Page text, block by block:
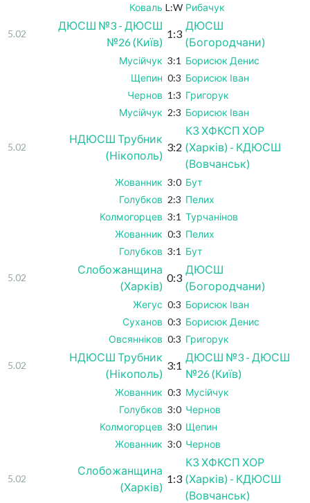
Коваль L:W Рибачук
5.02
ДЮСШ №3 - ДЮСШ
№26 (Київ)
1:3
ДЮСШ
(Богородчани)
Мусійчук 3:1 Борисюк Денис
Щепин 0:3 Борисюк Іван
Чернов 1:3 Григорук
Мусійчук 2:3 Борисюк Іван
5.02
НДЮСШ Трубник
(Нікополь)
3:2
КЗ ХФКСП ХОР
(Харків) - КДЮСШ
(Вовчанськ)
Жованник 3:0 Бут
Голубков 2:3 Пелих
Колмогорцев 3:1 Турчанінов
Жованник 0:3 Пелих
Голубков 3:1 Бут
5.02
Слобожанщина
(Харків)
0:3
ДЮСШ
(Богородчани)
Жегус 0:3 Борисюк Іван
Суханов 0:3 Борисюк Денис
Овсянніков 0:3 Григорук
5.02
НДЮСШ Трубник
(Нікополь)
3:1
ДЮСШ №3 - ДЮСШ
№26 (Київ)
Жованник 0:3 Мусійчук
Голубков 3:0 Чернов
Колмогорцев 3:0 Щепин
Жованник 3:0 Чернов
5.02
Слобожанщина
(Харків)
1:3
КЗ ХФКСП ХОР
(Харків) - КДЮСШ
(Вовчанськ)